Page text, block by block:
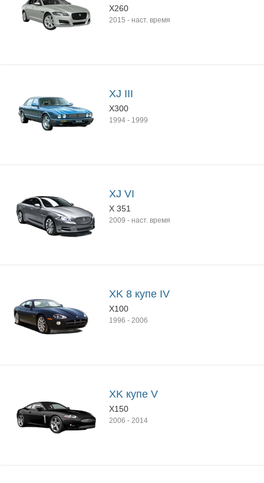
X260
2015 - наст. время
XJ III
X300
1994 - 1999
XJ VI
X 351
2009 - наст. время
XK 8 купе IV
X100
1996 - 2006
XK купе V
X150
2006 - 2014